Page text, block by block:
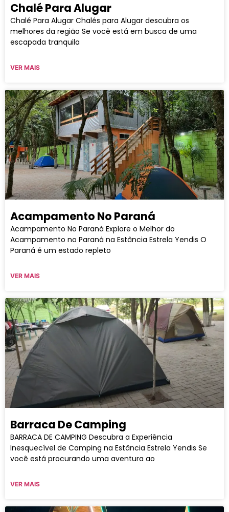
Chalé Para Alugar
Chalé Para Alugar Chalés para Alugar descubra os
melhores da região Se você está em busca de uma
escapada tranquila
VER MAIS
Acampamento No Paraná
Acampamento No Paraná Explore o Melhor do
Acampamento no Paraná na Estância Estrela Yendis O
Paraná é um estado repleto
VER MAIS
Barraca De Camping
BARRACA DE CAMPING Descubra a Experiência
Inesquecível de Camping na Estância Estrela Yendis Se
você está procurando uma aventura ao
VER MAIS